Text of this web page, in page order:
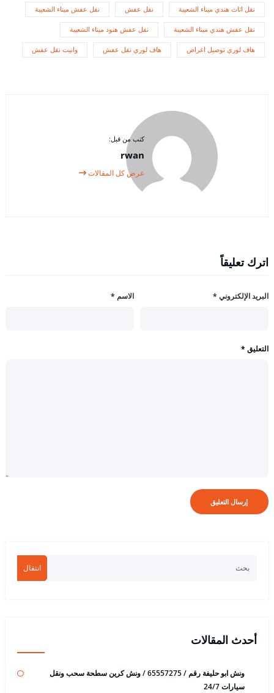
نقل اثاث هندي ميناء الشعيبة نقل عفش نقل عفش ميناء الشعيبة
نقل عفش هندي ميناء الشعيبة نقل عفش هنود ميناء الشعيبة
هاف لوري توصيل اغراض هاف لوري نقل عفش وانيت نقل عفش
كتب من قبل:
rwan
عرض كل المقالات
اترك تعليقاً
الاسم * البريد الإلكتروني *
التعليق *
انتقال
أحدث المقالات
ونش ابو حليفة رقم / 65557275 / ونش كرين سطحة سحب ونقل
سيارات 24/7